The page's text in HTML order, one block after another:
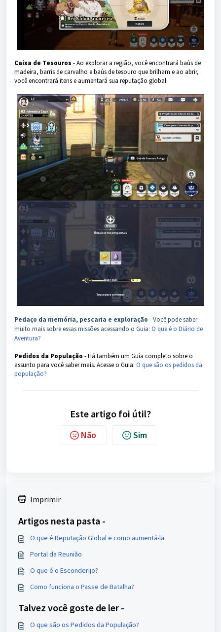
Caixa de Tesouros - Ao explorar a região, você encontrará baús de
madeira, barris de carvalho e baús de tesouro que brilham e ao abrir,
você encontrará itens e aumentará sua reputação global.
Pedaço da memória, pescaria e exploração - Você pode saber
muito mais sobre essas missões acessando o Guia: O que é o Diário de
Aventura?
Pedidos da População - Há também um Guia completo sobre o
assunto para você saber mais. Acesse o Guia: O que são os pedidos da
população?
Este artigo foi útil?
Não Sim
Imprimir
Artigos nesta pasta -
O que é Reputação Global e como aumentá-la
Portal da Reunião
O que é o Esconderijo?
Como funciona o Passe de Batalha?
Talvez você goste de ler -
O que são os Pedidos da População?